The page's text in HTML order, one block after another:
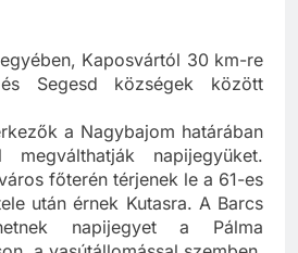
Kaposvártól 30 km-re
Segesd községek között
a Nagybajom határában
megválthatják napijegyüket.
főterén térjenek le a 61-es
után érnek Kutasra. A Barcs
napijegyet a Pálma